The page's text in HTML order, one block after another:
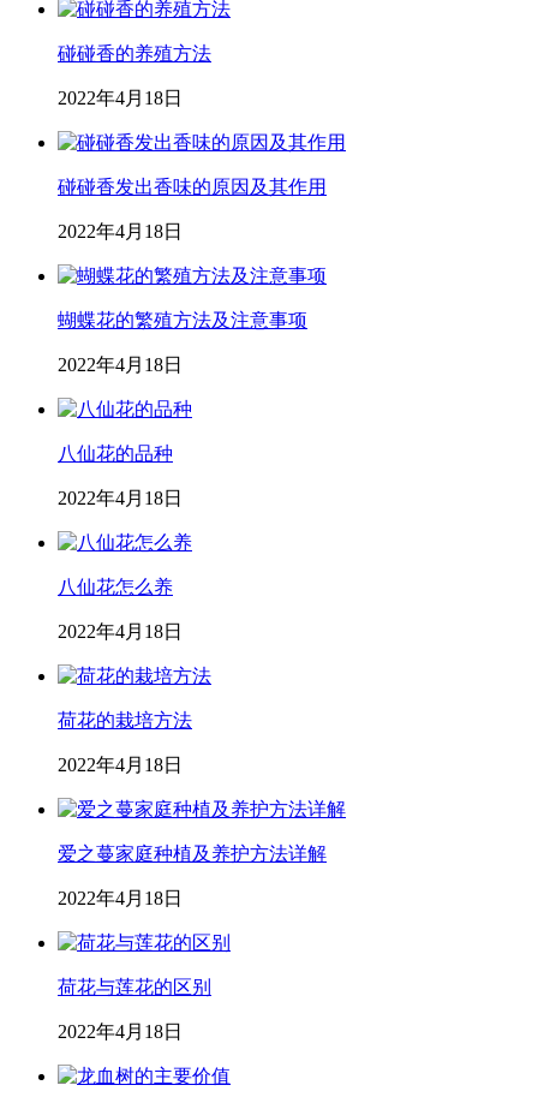
碰碰香的养殖方法
2022年4月18日
碰碰香发出香味的原因及其作用
2022年4月18日
蝴蝶花的繁殖方法及注意事项
2022年4月18日
八仙花的品种
2022年4月18日
八仙花怎么养
2022年4月18日
荷花的栽培方法
2022年4月18日
爱之蔓家庭种植及养护方法详解
2022年4月18日
荷花与莲花的区别
2022年4月18日